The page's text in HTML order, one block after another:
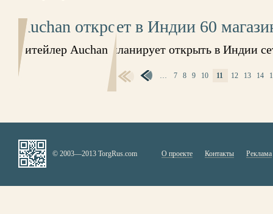
Auchan откроет в Индии 60
Ритейлер Auchan планирует открыть в Индии
… 7 8 9 10 11 12 13 14
© 2003—2013 TorgRus.com О проекте Контакты Реклама